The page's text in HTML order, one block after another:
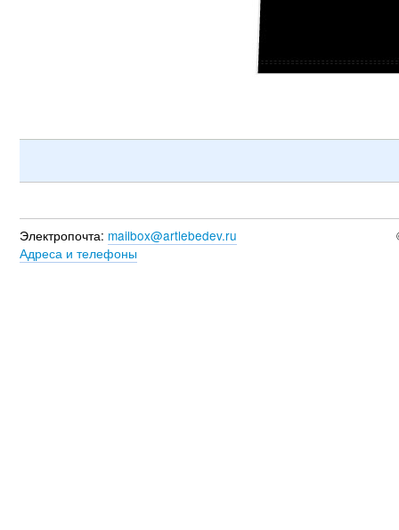
Электропочта: mailbox@artlebedev.ru
Адреса и телефоны